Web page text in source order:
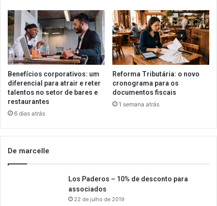
Benefícios corporativos: um
diferencial para atrair e reter
talentos no setor de bares e
restaurantes
6 dias atrás
Reforma Tributária: o novo
cronograma para os
documentos fiscais
1 semana atrás
De marcelle
Los Paderos – 10% de desconto para
associados
22 de julho de 2019